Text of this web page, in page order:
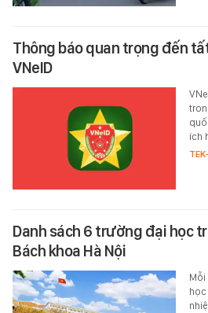
Thông báo quan trọng đến
VNeID
ích
Danh sách 6 trường đại học
Bách khoa Hà Nội
học